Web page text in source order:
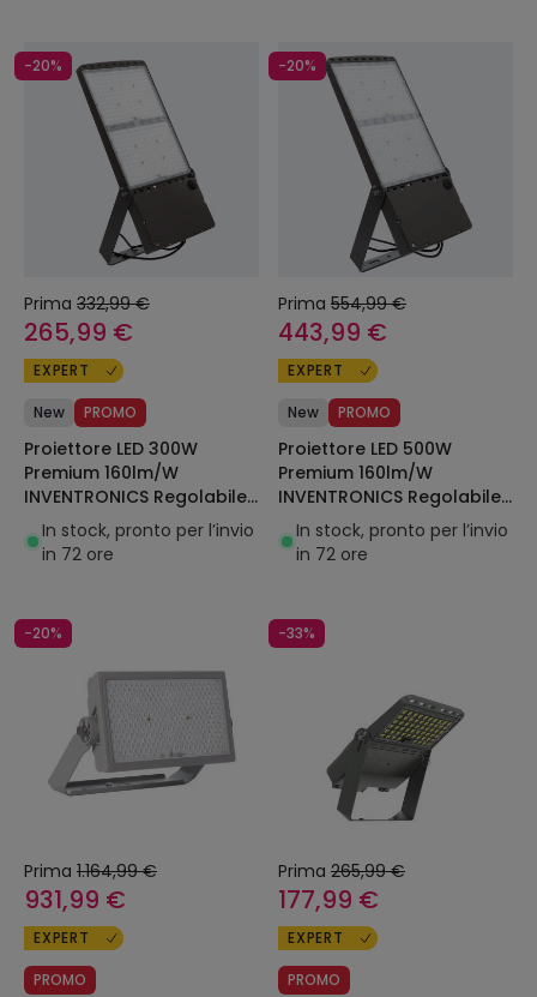
-20%
Prima 332,99 €
265,99 €
EXPERT
New PROMO
Proiettore LED 300W
Premium 160lm/W
INVENTRONICS Regolabile
1-10V Pyros
In stock, pronto per l’invio
in 72 ore
-20%
Prima 554,99 €
443,99 €
EXPERT
New PROMO
Proiettore LED 500W
Premium 160lm/W
INVENTRONICS Regolabile
1-10V Pyros
In stock, pronto per l’invio
in 72 ore
-20%
Prima 1.164,99 €
931,99 €
EXPERT
PROMO
-33%
Prima 265,99 €
177,99 €
EXPERT
PROMO